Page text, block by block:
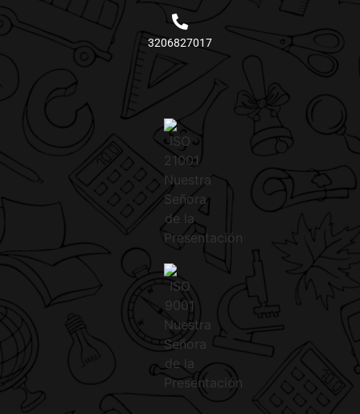
3206827017